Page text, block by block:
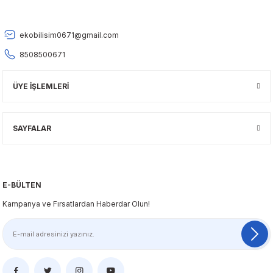
Ürün fiyatı diğer sitelerden daha pahalı.
Bu ürüne benzer farklı alternatifler olmalı.
ekobilisim0671@gmail.com
8508500671
ÜYE İŞLEMLERİ
SAYFALAR
E-BÜLTEN
Kampanya ve Fırsatlardan Haberdar Olun!